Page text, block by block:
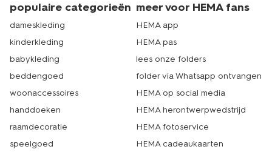
populaire categorieën
dameskleding
kinderkleding
babykleding
beddengoed
woonaccessoires
handdoeken
raamdecoratie
speelgoed
meer voor HEMA fans
HEMA app
HEMA pas
lees onze folders
folder via Whatsapp ontvangen
HEMA op social media
HEMA herontwerpwedstrijd
HEMA fotoservice
HEMA cadeaukaarten